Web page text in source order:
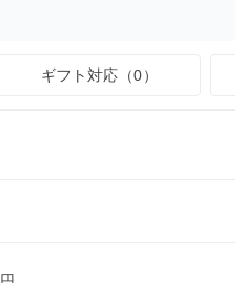
ギフト対応（0）